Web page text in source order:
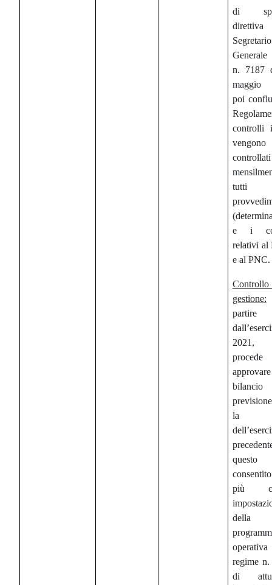
di
Segretario
n. 7187
maggio
poi
controlli
vengono
controllati
e i
relativi al
e al PNC.
gestione:
partire
2021,
la
più
della
regime
di